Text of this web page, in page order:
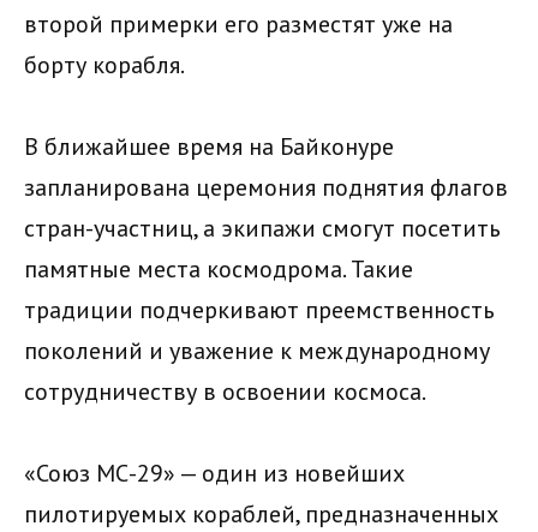
второй примерки его разместят уже на
борту корабля.
В ближайшее время на Байконуре
запланирована церемония поднятия флагов
стран-участниц, а экипажи смогут посетить
памятные места космодрома. Такие
традиции подчеркивают преемственность
поколений и уважение к международному
сотрудничеству в освоении космоса.
«Союз МС-29» — один из новейших
пилотируемых кораблей, предназначенных